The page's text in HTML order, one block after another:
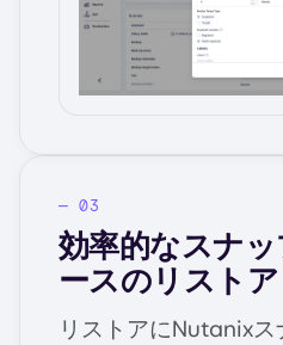
効率的なスナ
ースのリストア
リストアにNutanix